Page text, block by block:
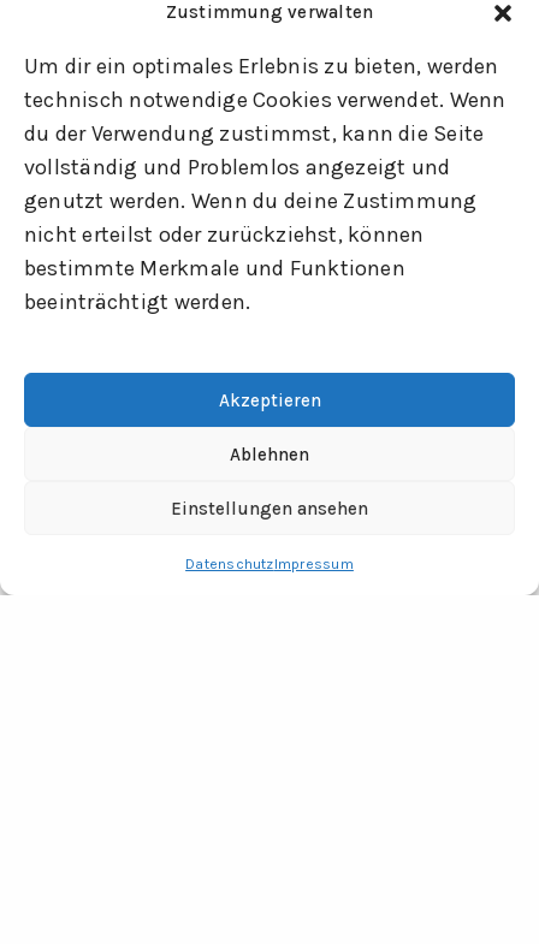
Zustimmung verwalten
Um dir ein optimales Erlebnis zu bieten, werden
technisch notwendige Cookies verwendet. Wenn
du der Verwendung zustimmst, kann die Seite
vollständig und Problemlos angezeigt und
genutzt werden. Wenn du deine Zustimmung
nicht erteilst oder zurückziehst, können
bestimmte Merkmale und Funktionen
beeinträchtigt werden.
Akzeptieren
Ablehnen
Einstellungen ansehen
DatenschutzImpressum